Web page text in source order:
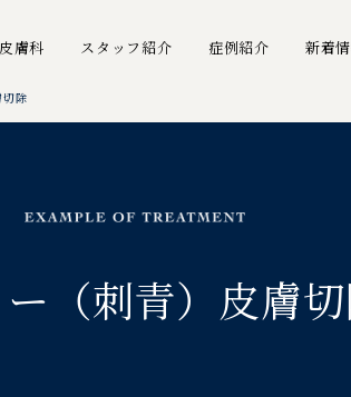
膚科 スタッフ紹介 症例紹介 新着
切除
（刺青）皮膚